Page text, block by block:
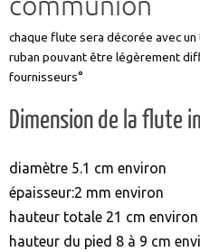
chaque flute sera décorée avec
ruban pouvant être légèrement
fournisseurs°
Dimension de la flute
diamètre 5.1 cm environ
épaisseur:2 mm environ
hauteur totale 21 cm environ
hauteur du pied 8 à 9 cm